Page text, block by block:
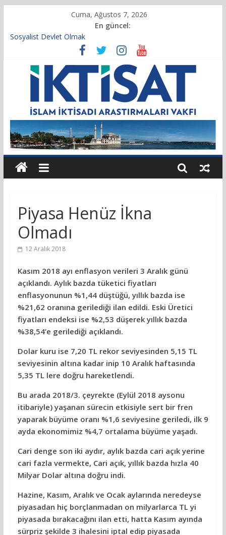
Cuma, Ağustos 7, 2026
En güncel:
Sosyalist Devlet Olmak
Vakıf Başkanımız Prof. Dr. Servet BAYINDIR, 10.04.2025 tarihli
Cumhurbaşkanlığı Kararnamesi’nin 21’inci maddesi gereğince
yeniden atandı.
Kur’an’da İktisadi Hayat
Finansı Yönetmek…
Tulumbanın Suyu
Piyasa Henüz İkna
Olmadı
12 Aralık 2018
Kasım 2018 ayı enflasyon verileri 3 Aralık günü
açıklandı. Aylık bazda tüketici fiyatları
enflasyonunun %1,44 düştüğü, yıllık bazda ise
%21,62 oranına gerilediği ilan edildi. Eski Üretici
fiyatları endeksi ise %2,53 düşerek yıllık bazda
%38,54’e gerilediği açıklandı.
Dolar kuru ise 7,20 TL rekor seviyesinden 5,15 TL
seviyesinin altına kadar inip 10 Aralık haftasında
5,35 TL lere doğru hareketlendi.
Bu arada 2018/3. çeyrekte (Eylül 2018 aysonu
itibariyle) yaşanan sürecin etkisiyle sert bir fren
yaparak büyüme oranı %1,6 seviyesine geriledi, ilk 9
ayda ekonomimiz %4,7 ortalama büyüme yaşadı.
Cari denge son iki aydır, aylık bazda cari açık yerine
cari fazla vermekte, Cari açık, yıllık bazda hızla 40
Milyar Dolar altına doğru indi.
Hazine, Kasım, Aralık ve Ocak aylarında neredeyse
piyasadan hiç borçlanmadan on milyarlarca TL yi
piyasada bırakacağını ilan etti, hatta Kasım ayında
sürpriz şekilde 3 ihalesini iptal edip piyasada